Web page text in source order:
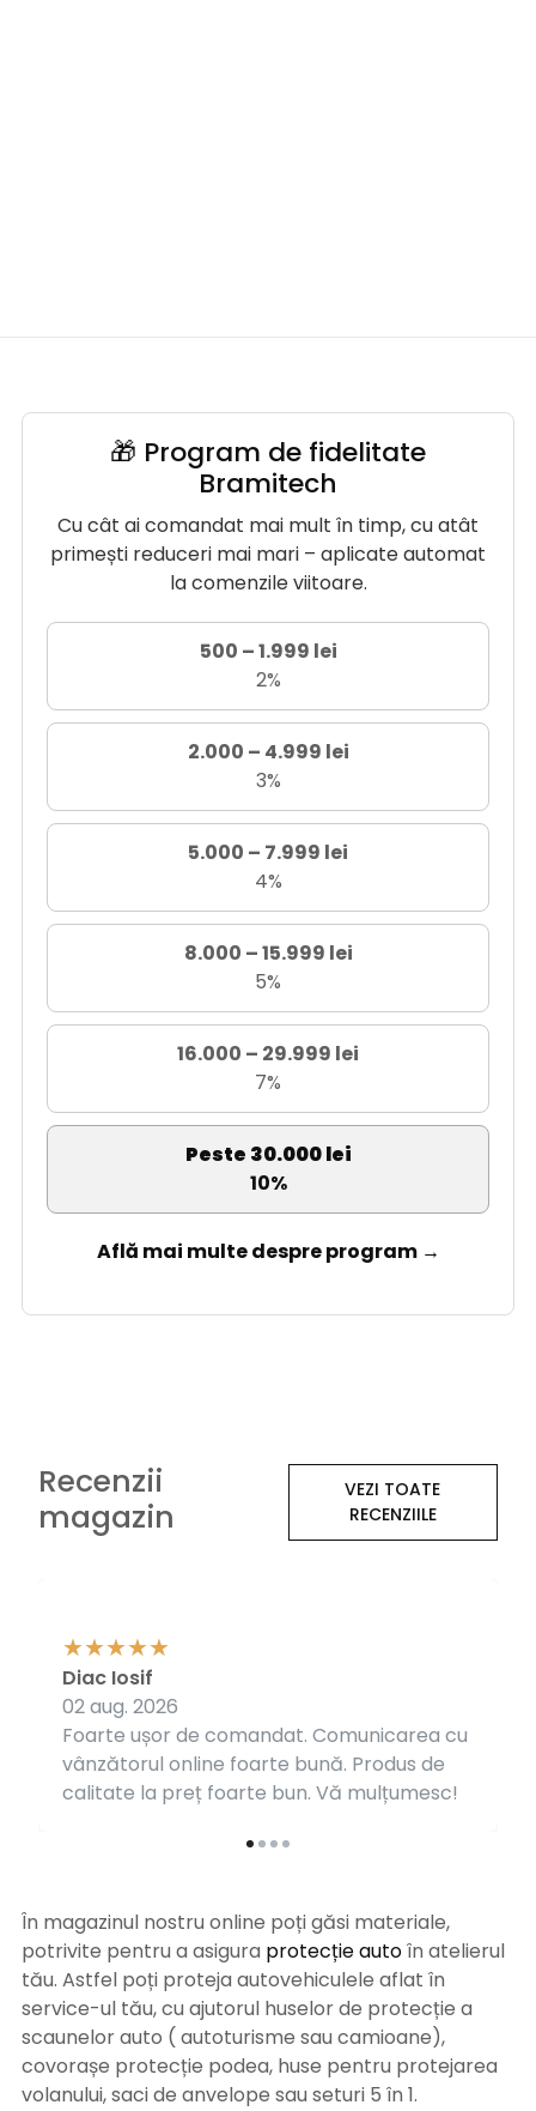
🎁 Program de fidelitate
Bramitech
Cu cât ai comandat mai mult în timp, cu atât
primești reduceri mai mari – aplicate automat
la comenzile viitoare.
500 – 1.999 lei
2%
2.000 – 4.999 lei
3%
5.000 – 7.999 lei
4%
8.000 – 15.999 lei
5%
16.000 – 29.999 lei
7%
Peste 30.000 lei
10%
Află mai multe despre program →
Recenzii
magazin
VEZI TOATE
RECENZIILE
Foarte ușor de comandat. Comunicarea cu
vânzătorul online foarte bună. Produs de
calitate la preț foarte bun. Vă mulțumesc!
Diac Iosif
02 aug. 2026
În magazinul nostru online poți găsi materiale,
potrivite pentru a asigura protecție autoîn atelierul
tău. Astfel poți proteja autovehiculele aflat în
service-ul tău, cu ajutorul huselor de protecție a
scaunelor auto ( autoturisme sau camioane),
covorașe protecție podea, huse pentru protejarea
volanului, saci de anvelope sau seturi 5 în 1.